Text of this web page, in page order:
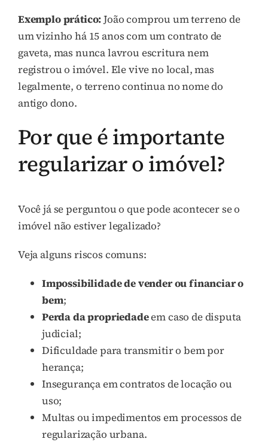
Exemplo prático:João comprou um terreno de
um vizinho há 15 anos com um contrato de
gaveta, mas nunca lavrou escritura nem
registrou o imóvel. Ele vive no local, mas
legalmente, o terreno continua no nome do
antigo dono.
Por que é importante
regularizar o imóvel?
Você já se perguntou o que pode acontecer se o
imóvel não estiver legalizado?
Veja alguns riscos comuns:
Impossibilidade de vender ou financiar o
bem;
Perda da propriedadeem caso de disputa
judicial;
Dificuldade para transmitir o bem por
herança;
Insegurança em contratos de locação ou
uso;
Multas ou impedimentos em processos de
regularização urbana.